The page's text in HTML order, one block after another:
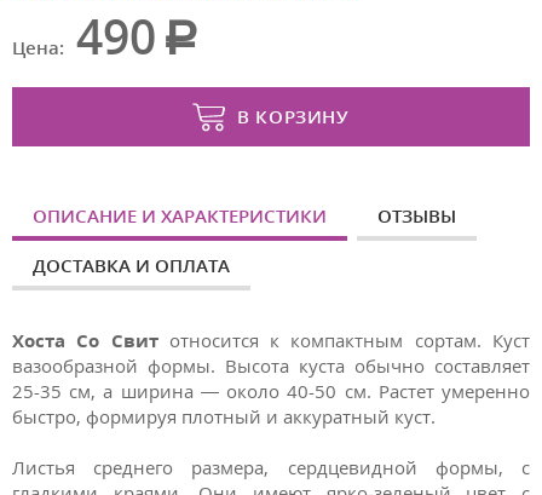
Цена: 490
В КОРЗИНУ
ОПИСАНИЕ И ХАРАКТЕРИСТИКИ ОТЗЫВЫ
ДОСТАВКА И ОПЛАТА
Хоста Со Свитотносится к компактным сортам. Куст
вазообразной формы. Высота куста обычно составляет
25-35 см, а ширина — около 40-50 см. Растет умеренно
быстро, формируя плотный и аккуратный куст.
Листья среднего размера, сердцевидной формы, с